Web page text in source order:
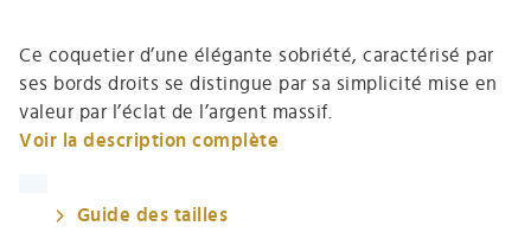
Ce coquetier d’une élégante sobriété, caractérisé par
ses bords droits se distingue par sa simplicité mise en
valeur par l’éclat de l’argent massif.
Voir la description complète
Guide des tailles